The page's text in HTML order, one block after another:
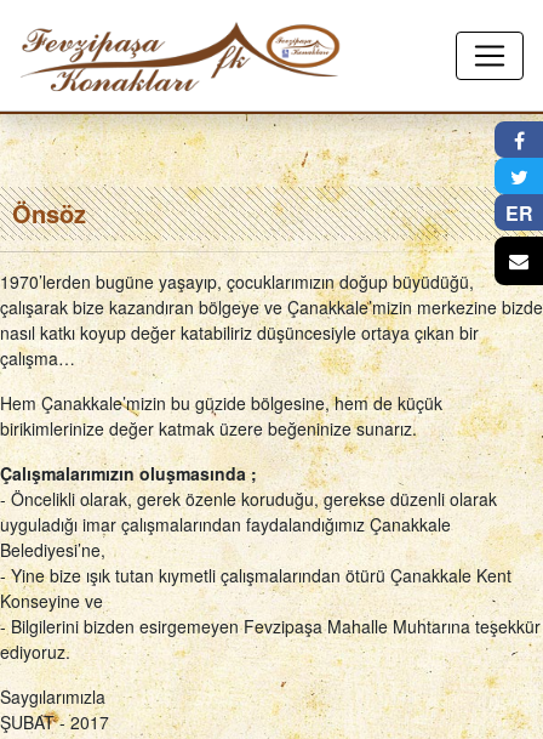
Önsöz
1970’lerden bugüne yaşayıp, çocuklarımızın doğup büyüdüğü,
çalışarak bize kazandıran bölgeye ve Çanakkale’mizin merkezine bizde
nasıl katkı koyup değer katabiliriz düşüncesiyle ortaya çıkan bir
çalışma…
Hem Çanakkale’mizin bu güzide bölgesine, hem de küçük
birikimlerinize değer katmak üzere beğeninize sunarız.
Çalışmalarımızın oluşmasında ;
- Öncelikli olarak, gerek özenle koruduğu, gerekse düzenli olarak
uyguladığı imar çalışmalarından faydalandığımız Çanakkale
Belediyesi’ne,
- Yine bize ışık tutan kıymetli çalışmalarından ötürü Çanakkale Kent
Konseyine ve
- Bilgilerini bizden esirgemeyen Fevzipaşa Mahalle Muhtarına teşekkür
ediyoruz.
Saygılarımızla
ŞUBAT - 2017
×
ER